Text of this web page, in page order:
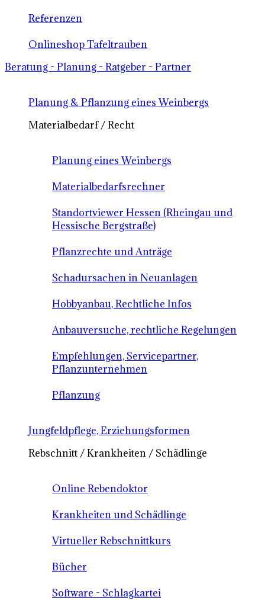
Referenzen
Onlineshop Tafeltrauben
Beratung - Planung - Ratgeber - Partner
Planung & Pflanzung eines Weinbergs
Materialbedarf / Recht
Planung eines Weinbergs
Materialbedarfsrechner
Standortviewer Hessen (Rheingau und
Hessische Bergstraße)
Pflanzrechte und Anträge
Schadursachen in Neuanlagen
Hobbyanbau, Rechtliche Infos
Anbauversuche, rechtliche Regelungen
Empfehlungen, Servicepartner,
Pflanzunternehmen
Pflanzung
Jungfeldpflege, Erziehungsformen
Rebschnitt / Krankheiten / Schädlinge
Online Rebendoktor
Krankheiten und Schädlinge
Virtueller Rebschnittkurs
Bücher
Software - Schlagkartei